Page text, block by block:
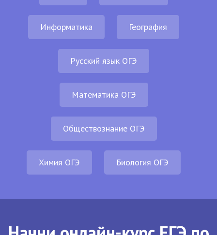
Информатика География
Русский язык ОГЭ
Математика ОГЭ
Обществознание ОГЭ
Химия ОГЭ Биология ОГЭ